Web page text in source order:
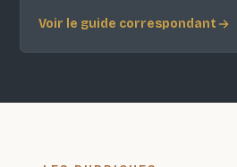
Voir le guide correspondant